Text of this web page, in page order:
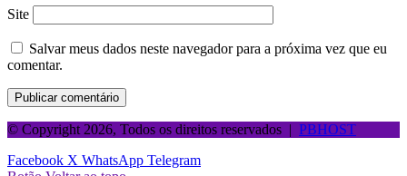
Site
Salvar meus dados neste navegador para a próxima vez que eu
comentar.
© Copyright 2026, Todos os direitos reservados | PBHOST
Facebook X WhatsApp Telegram